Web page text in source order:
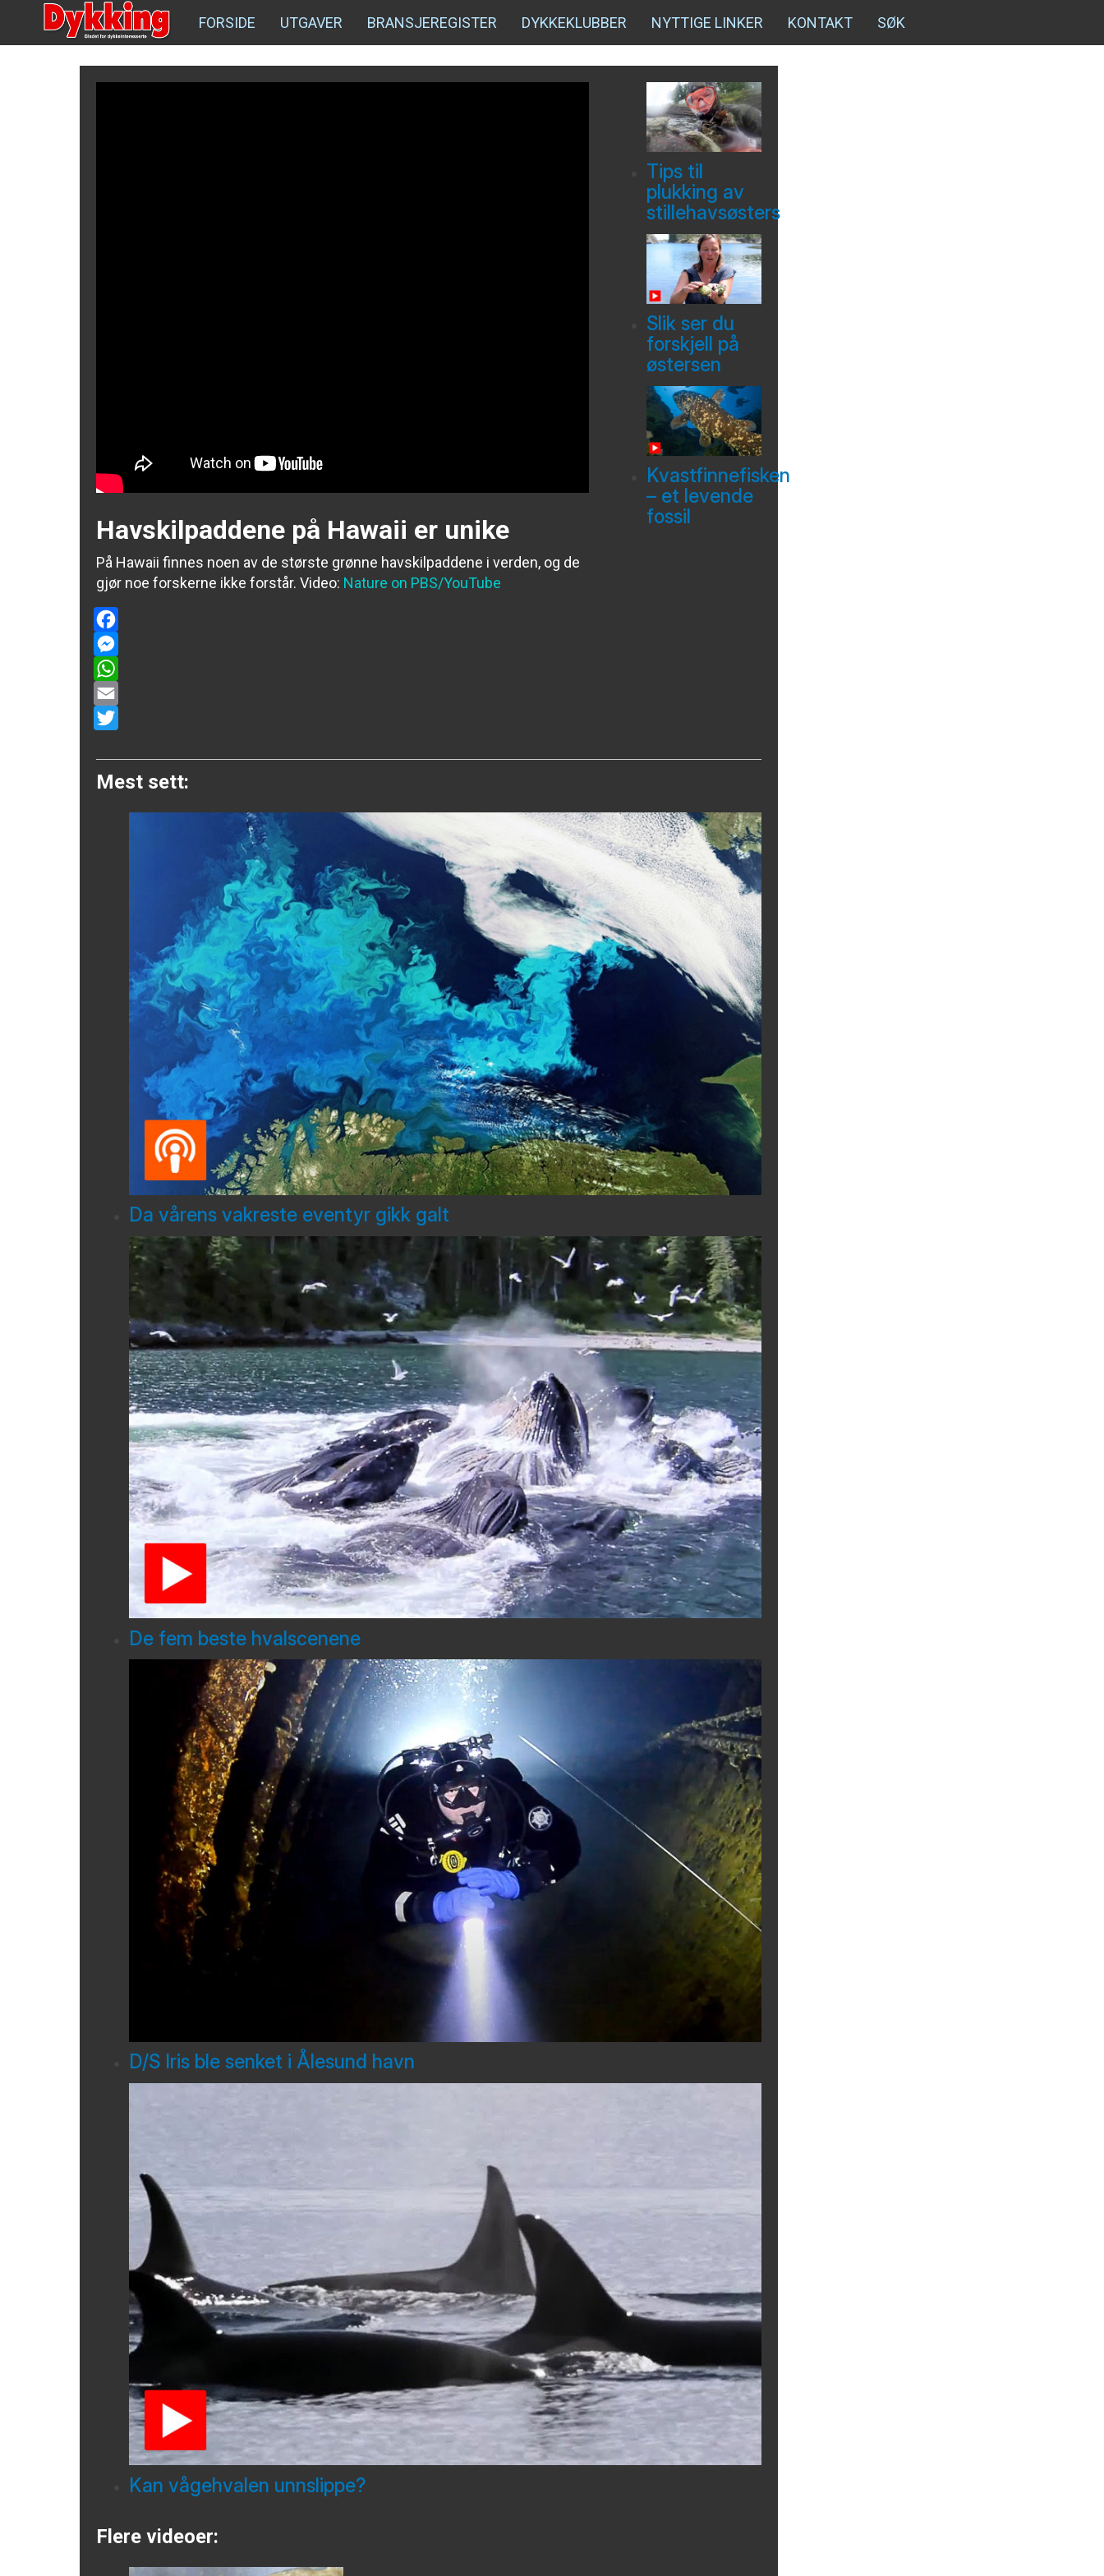
FORSIDE UTGAVER BRANSJEREGISTER DYKKEKLUBBER NYTTIGE LINKER KONTAKT SØK
Havskilpaddene på Hawaii er unike
På Hawaii finnes noen av de største grønne havskilpaddene i verden, og de
gjør noe forskerne ikke forstår. Video: Nature on PBS/YouTube
Facebook
Messenger
WhatsApp
Email
Tips til
plukking av
stillehavsøsters
Slik ser du
forskjell på
østersen
Kvastfinnefisken
– et levende
fossil
Mest sett:
Da vårens vakreste eventyr gikk galt
De fem beste hvalscenene
D/S Iris ble senket i Ålesund havn
Kan vågehvalen unnslippe?
Flere videoer: